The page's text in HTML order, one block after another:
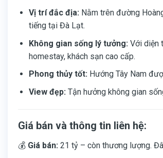
Vị trí đắc địa: Nằm trên đường
tiếng tại Đà Lạt.
Không gian sống lý tưởng: Với diện
homestay, khách sạn cao cấp.
Phong thủy tốt: Hướng Tây Nam
View đẹp: Tận hưởng không gian
Giá bán và thông tin liên hệ:
💰 Giá bán: 21 tỷ – còn thương lượng.